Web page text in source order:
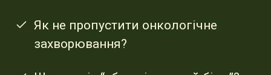
Як не пропустити онкологічне
захворювання?